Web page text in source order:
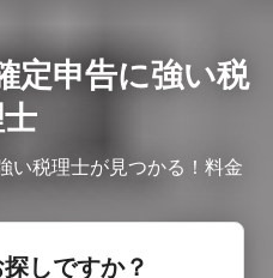
定申告に強い税
い税理士が見つかる！料金
しですか？